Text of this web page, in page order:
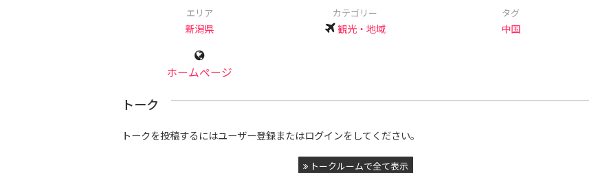
エリア
新潟県
カテゴリー
観光・地域
タグ
中国
ホームページ
トーク
トークを投稿するにはユーザー登録またはログインをしてください。
トークルームで全て表示